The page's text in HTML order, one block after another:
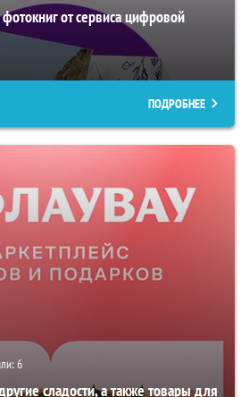
от сервиса цифровой
ПОДРОБНЕЕ
6
сладости, а также товары для